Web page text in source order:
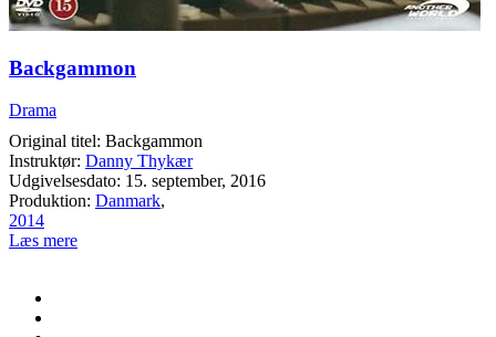
Backgammon
Drama
Original titel: Backgammon
Instruktør: Danny Thykær
Udgivelsesdato: 15. september, 2016
Produktion: Danmark,
2014
Læs mere